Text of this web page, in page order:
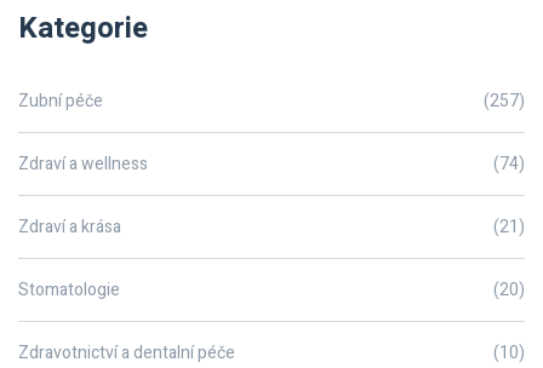
Kategorie
Zubní péče (257)
Zdraví a wellness (74)
Zdraví a krása (21)
Stomatologie (20)
Zdravotnictví a dentalní péče (10)